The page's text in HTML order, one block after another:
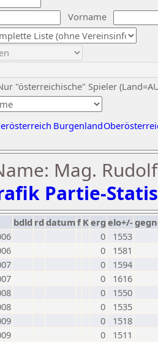
Vorname
"österreichische" Spieler
Burgenland
Mag.
Partie-
bdld rd datumf Kerg elo+/-
0
1553
0
1581
0
1594
0
1616
0
1550
0
1535
0
1518
0
1511